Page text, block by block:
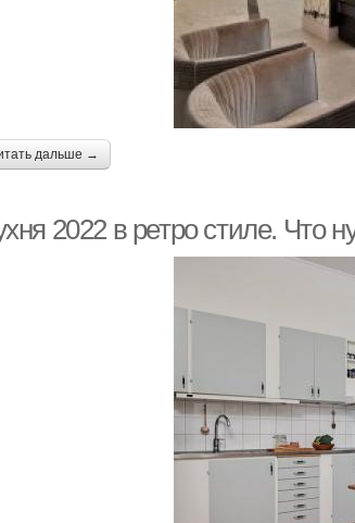
дальше →
2022 в ретро стиле. Что